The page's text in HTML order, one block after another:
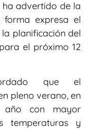
advertido de la
expresa el
planificación del
el próximo 12
que el
pleno verano, en
con mayor
temperaturas y